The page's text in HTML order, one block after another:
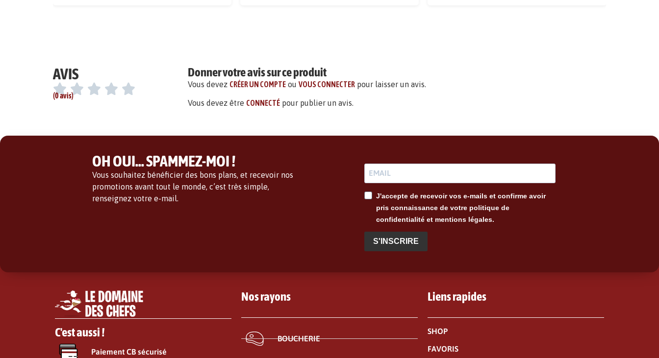
AVIS
(0 avis)
Donner votre avis sur ce produit
Vous devez CRÉER UN COMPTEou VOUS CONNECTERpour laisser un avis.
Vous devez être CONNECTÉpour publier un avis.
OH OUI... SPAMMEZ-MOI !
Vous souhaitez bénéficier des bons plans, et recevoir nos
promotions avant tout le monde, c’est très simple,
renseignez votre e-mail.
J'accepte de recevoir vos e-mails et confirme avoir
pris connaissance de votre politique de
confidentialité et mentions légales.
S'INSCRIRE
C'est aussi !
Paiement CB sécurisé
Nos rayons
BOUCHERIE
Liens rapides
SHOP
FAVORIS